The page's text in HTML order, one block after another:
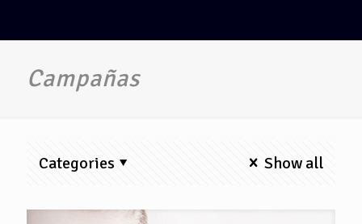
Campañas
Categories Show all